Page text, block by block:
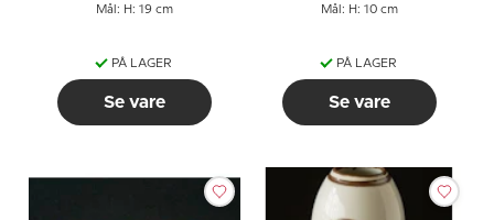
Mål: H: 19 cm
PÅ LAGER
Se vare
Mål: H: 10 cm
PÅ LAGER
Se vare